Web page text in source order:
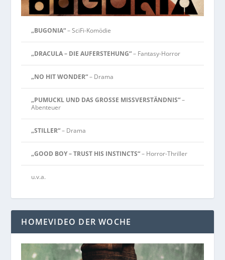
„BUGONIA“– SciFi-Komödie
„DRACULA – DIE AUFERSTEHUNG“– Fantasy-Horror
„NO HIT WONDER“– Drama
„PUMUCKL UND DAS GROSSE MISSVERSTÄNDNIS“–
Abenteuer
„STILLER“– Drama
„GOOD BOY – TRUST HIS INSTINCTS“– Horror-Thriller
u.v.a.
HOMEVIDEO DER WOCHE